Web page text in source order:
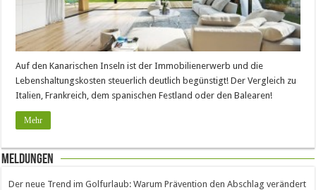
Auf den Kanarischen Inseln ist der Immobilienerwerb und die
Lebenshaltungskosten steuerlich deutlich begünstigt! Der Vergleich zu
Italien, Frankreich, dem spanischen Festland oder den Balearen!
Mehr
Meldungen
Der neue Trend im Golfurlaub: Warum Prävention den Abschlag verändert